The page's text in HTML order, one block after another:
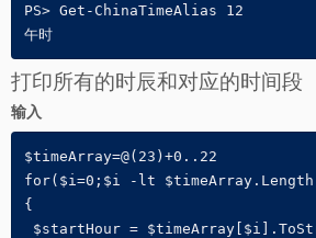
PS> Get-ChinaTimeAlias 12
午时
打印所有的时辰和对应的时间段
输入
$timeArray=@(23)+0..22
for($i=0;$i -lt
{
$startHour =